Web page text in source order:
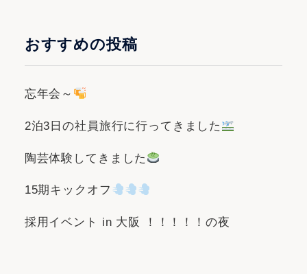
おすすめの投稿
忘年会～
2泊3日の社員旅行に行ってきました
陶芸体験してきました
15期キックオフ
採用イベント in 大阪 ！！！！！の夜